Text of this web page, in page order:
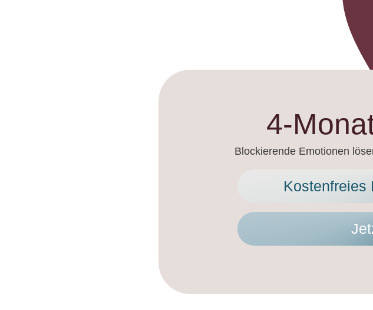
4-
Blockierende Emotionen
Kostenfreies